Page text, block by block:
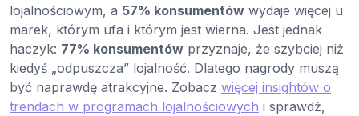
lojalnościowym, a 57% konsumentów wydaje więcej u
marek, którym ufa i którym jest wierna. Jest jednak
haczyk: 77% konsumentów przyznaje, że szybciej niż
kiedyś „odpuszcza” lojalność. Dlatego nagrody muszą
być naprawdę atrakcyjne. Zobacz więcej insightów o
trendach w programach lojalnościowych i sprawdź,